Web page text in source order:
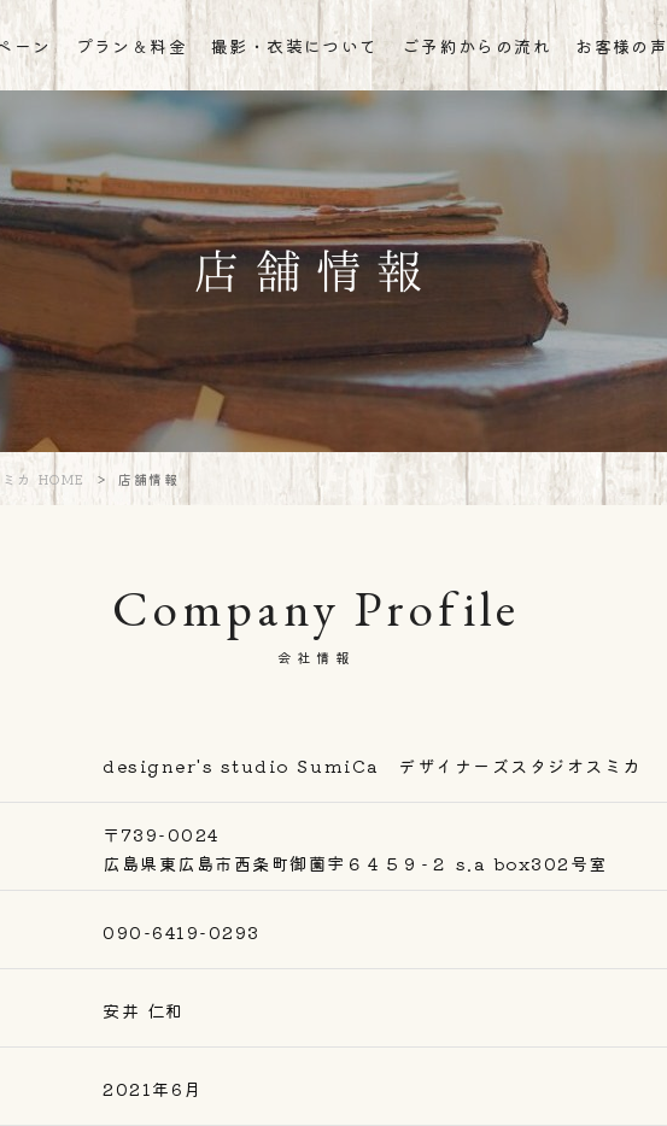
ーン プラン＆料金 撮影・衣装について ご予約からの流れ お客様の声
店舗情報
カ HOME > 店舗情報
Company Profile
会社情報
designer's studio SumiCa デザイナーズスタジオスミカ
〒739-0024
広島県東広島市西条町御薗宇６４５９-２ s.a box302号室
090-6419-0293
安井 仁和
2021年6月